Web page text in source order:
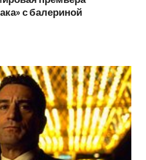
с балериной